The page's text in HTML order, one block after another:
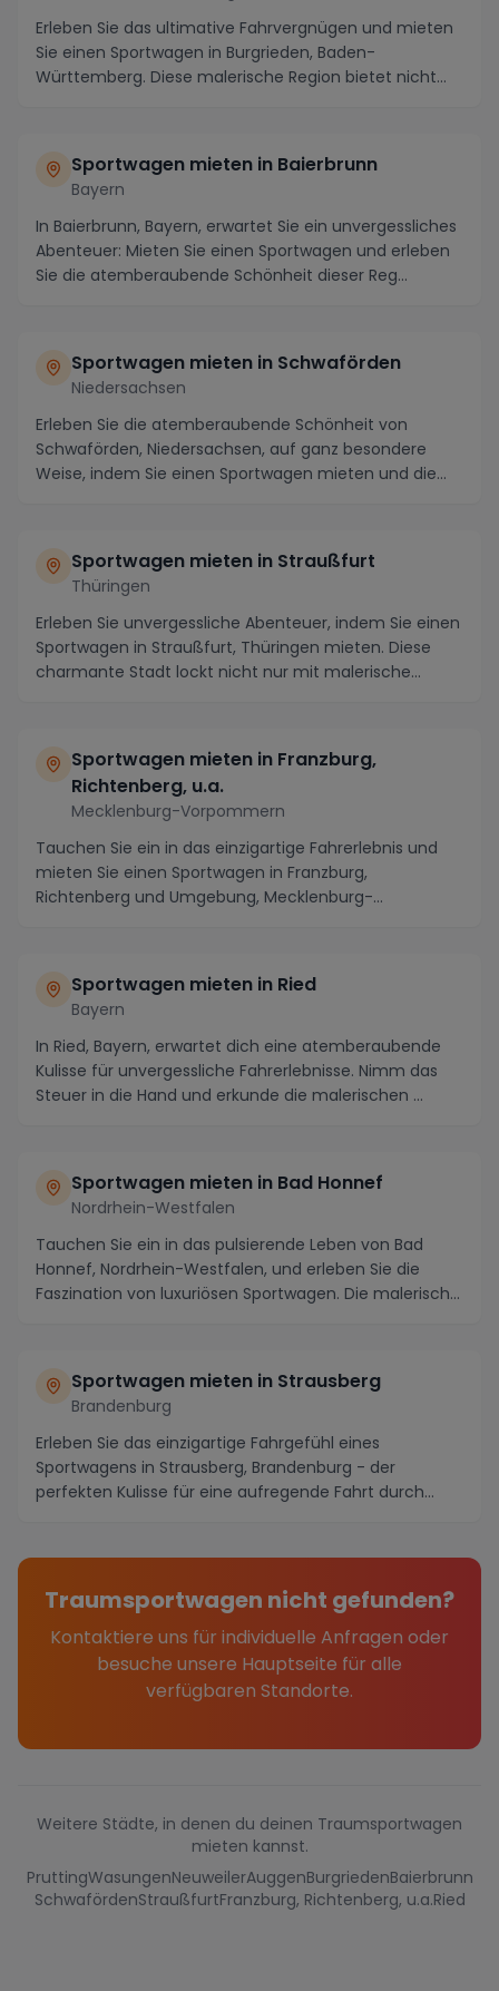
Erleben Sie das ultimative Fahrvergnügen und mieten
Sie einen Sportwagen in Burgrieden, Baden-
Württemberg. Diese malerische Region bietet nicht
Sportwagen mieten in Baierbrunn
Bayern
In Baierbrunn, Bayern, erwartet Sie ein unvergessliches
Abenteuer: Mieten Sie einen Sportwagen und erleben
Sie die atemberaubende Schönheit dieser Reg...
Sportwagen mieten in Schwaförden
Niedersachsen
Erleben Sie die atemberaubende Schönheit von
Schwaförden, Niedersachsen, auf ganz besondere
Weise, indem Sie einen Sportwagen mieten und die
Sportwagen mieten in Straußfurt
Thüringen
Erleben Sie unvergessliche Abenteuer, indem Sie einen
Sportwagen in Straußfurt, Thüringen mieten. Diese
charmante Stadt lockt nicht nur mit malerische...
Sportwagen mieten in Franzburg,
Richtenberg, u.a.
Mecklenburg-Vorpommern
Tauchen Sie ein in das einzigartige Fahrerlebnis und
mieten Sie einen Sportwagen in Franzburg,
Richtenberg und Umgebung, Mecklenburg-
Sportwagen mieten in Ried
Bayern
In Ried, Bayern, erwartet dich eine atemberaubende
Kulisse für unvergessliche Fahrerlebnisse. Nimm das
Steuer in die Hand und erkunde die malerischen ...
Sportwagen mieten in Bad Honnef
Nordrhein-Westfalen
Tauchen Sie ein in das pulsierende Leben von Bad
Honnef, Nordrhein-Westfalen, und erleben Sie die
Faszination von luxuriösen Sportwagen. Die malerisch...
Sportwagen mieten in Strausberg
Brandenburg
Erleben Sie das einzigartige Fahrgefühl eines
Sportwagens in Strausberg, Brandenburg - der
perfekten Kulisse für eine aufregende Fahrt durch
Traumsportwagen nicht gefunden?
Kontaktiere uns für individuelle Anfragen oder
besuche unsere Hauptseite für alle
verfügbaren Standorte.
Weitere Städte, in denen du deinen Traumsportwagen
mieten kannst.
PruttingWasungenNeuweilerAuggenBurgriedenBaierbrunn
SchwafördenStraußfurtFranzburg, Richtenberg, u.a.Ried